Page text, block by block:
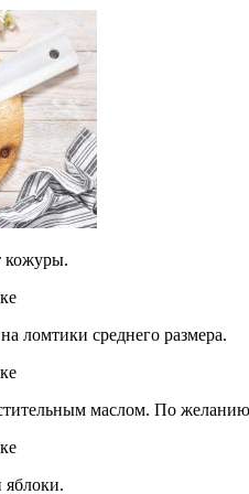
кожуры.
ломтики среднего размера.
маслом. По